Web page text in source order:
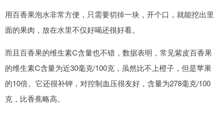
用百香果泡水非常方便，只需要切掉一块，开个口，就能挖出里
面的果肉，放在水里不仅好喝还很好看。
而且百香果的维生素C含量也不错，数据表明，常见紫皮百香果
的维生素C含量为近30毫克/100克，虽然比不上橙子，但是苹果
的10倍。它还很补钾，对控制血压很友好，含量为278毫克/100
克，比香蕉略高。